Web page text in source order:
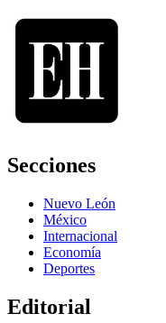
Secciones
Nuevo León
México
Internacional
Economía
Deportes
Editorial